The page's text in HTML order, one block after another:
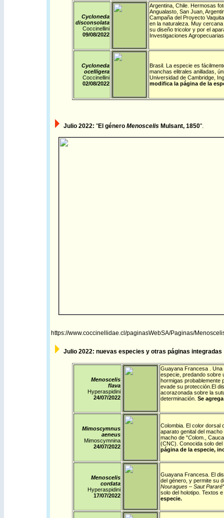
Cycloneda
disconsolata
Coccinellini
09/08/2022
Argentina, Chile. Hermosas
Angualasto, San Juan,
Campaña del Proyecto
en la naturaleza. Muy cercana
su diseño tricolor y por el
Investigaciones
Cycloneda
ocelligera
Coccinellini
02/08/2022
Brasil. La especie es
manchas elitrales anilladas,
Universidad de Cambridge,
modifica la página de la
Julio 2022: "El género Menoscelis Mulsant, 1850".
https://www.coccinellidae.cl/paginasWebSA/Paginas/
Julio 2022: nuevas especies y otras páginas
Menoscelis
flava
Hyperaspidini
24/07/2022
Guayana Francesa
.
especie, predando sobre
hormigas probablemente
evade su protección.El
acorazonada sobre la
determinación. Se
Mimoscymnus
aeneus
Mimoscymnina
24/07/2022
Colombia. El color dorsal
aparato genital del
macho de "Colom.,
(CNC). Conocida solo
página de la especie,
Menoscelis
cordata
Hyperaspidini
17/07/2022
Guayana Francesa. El
del género, y permite su
Nouragues – Saut Pararé
solo del holotipo. Textos
especie.